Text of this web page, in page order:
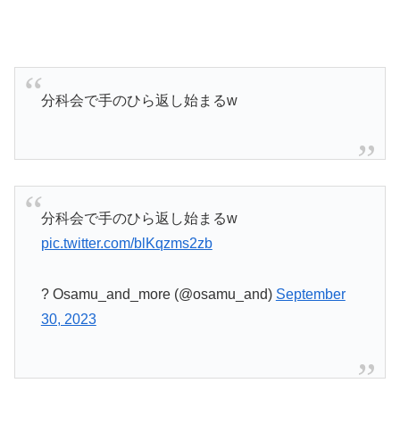
分科会で手のひら返し始まるw
分科会で手のひら返し始まるw
pic.twitter.com/blKqzms2zb
? Osamu_and_more (@osamu_and) September
30, 2023